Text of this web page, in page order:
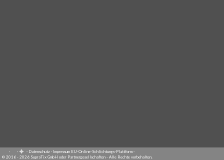
· · · Datenschutz · Impressum EU-Online-Schlichtungs-Plattform ·
© 2016 - 2026 SupraTix GmbH oder Partnergesellschaften - Alle Rechte vorbehalten.